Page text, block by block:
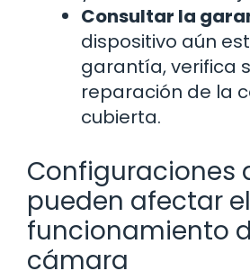
Consultar la
dispositivo aún
garantía, verifica
reparación de la
cubierta.
Configuraciones
pueden afectar el
funcionamiento
cámara